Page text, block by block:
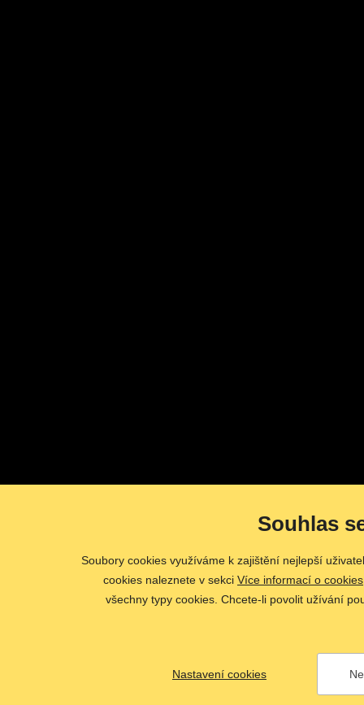
Souhlas
Soubory cookies využíváme k zajištění nejlepší
cookies naleznete v sekci Více informací o cookies
všechny typy cookies. Chcete-li povolit užívání
Nastavení cookies